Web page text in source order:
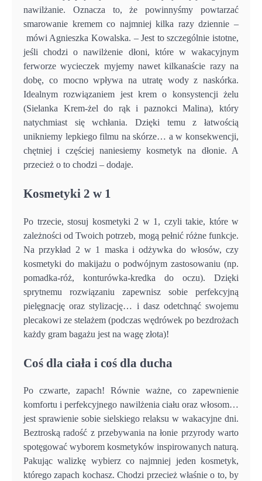
nawilżanie. Oznacza to, że powinnyśmy powtarzać
smarowanie kremem co najmniej kilka razy dziennie –
mówi Agnieszka Kowalska. – Jest to szczególnie istotne,
jeśli chodzi o nawilżenie dłoni, które w wakacyjnym
ferworze wycieczek myjemy nawet kilkanaście razy na
dobę, co mocno wpływa na utratę wody z naskórka.
Idealnym rozwiązaniem jest krem o konsystencji żelu
(Sielanka Krem-żel do rąk i paznokci Malina), który
natychmiast się wchłania. Dzięki temu z łatwością
unikniemy lepkiego filmu na skórze… a w konsekwencji,
chętniej i częściej naniesiemy kosmetyk na dłonie. A
przecież o to chodzi – dodaje.
Kosmetyki 2 w 1
Po trzecie, stosuj kosmetyki 2 w 1, czyli takie, które w
zależności od Twoich potrzeb, mogą pełnić różne funkcje.
Na przykład 2 w 1 maska i odżywka do włosów, czy
kosmetyki do makijażu o podwójnym zastosowaniu (np.
pomadka-róż, konturówka-kredka do oczu). Dzięki
sprytnemu rozwiązaniu zapewnisz sobie perfekcyjną
pielęgnację oraz stylizację… i dasz odetchnąć swojemu
plecakowi ze stelażem (podczas wędrówek po bezdrożach
każdy gram bagażu jest na wagę złota)!
Coś dla ciała i coś dla ducha
Po czwarte, zapach! Równie ważne, co zapewnienie
komfortu i perfekcyjnego nawilżenia ciału oraz włosom…
jest sprawienie sobie sielskiego relaksu w wakacyjne dni.
Beztroską radość z przebywania na łonie przyrody warto
spotęgować wyborem kosmetyków inspirowanych naturą.
Pakując walizkę wybierz co najmniej jeden kosmetyk,
którego zapach kochasz. Chodzi przecież właśnie o to, by